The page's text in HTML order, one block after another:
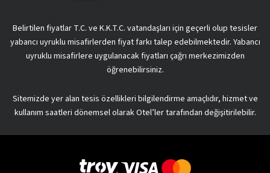
Belirtilen fiyatlar T.C. ve K.K.T.C. vatandaşları için geçerli olup tesisler
yabancı uyruklu misafirlerden fiyat farkı talep edebilmektedir. Yabancı
uyruklu misafirlere uygulanacak fiyatları çağrı merkezimizden
öğrenebilirsiniz.
Sitemizde yer alan tesis özellikleri bilgilendirme amaçlıdır, hizmet ve
kullanım saatleri dönemsel olarak Otel’ler tarafından değişitirilebilir.